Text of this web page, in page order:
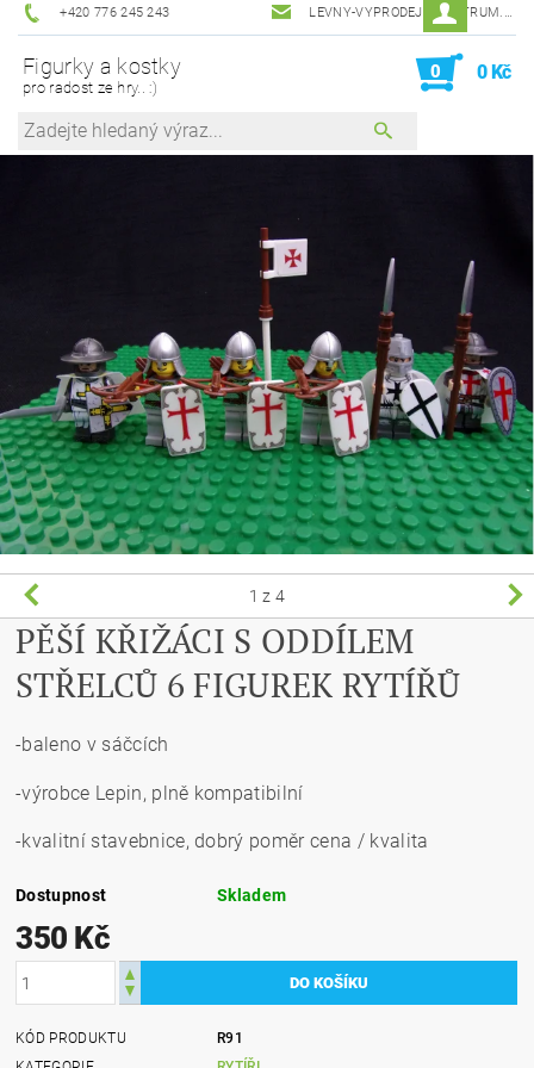
+420 776 245 243 LEVNY-VYPRODEJ@CENTRUM.CZ
Figurky a kostky
pro radost ze hry.. :)
0 0 Kč
1 z 4
PĚŠÍ KŘIŽÁCI S ODDÍLEM
STŘELCŮ 6 FIGUREK RYTÍŘŮ
-baleno v sáčcích
-výrobce Lepin, plně kompatibilní
-kvalitní stavebnice, dobrý poměr cena / kvalita
Dostupnost Skladem
350 Kč
KÓD PRODUKTU
R91